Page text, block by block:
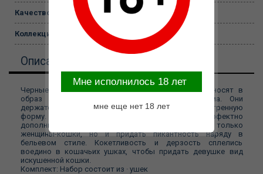
Качество: Прозрачный пакет ПВХ без вкладыш
Коллекция: Аксессуары
Описание
Черные кошачьи ушки с розовыми вставками вносят в
образ своей обладательницы нотки романтизма. Они
держатся на тонком черном обруче и имеют заостренную
форму. Бледно розовые бантики позволяют эффектно
дополнить головным убором облачение не только
женщины-кошки, но и придать пикантность наряду в
бельевом стиле. Кокетливость и дерзость сплелись
воедино в кошачьих ушках, чтобы придать девушке вид
искушенной кошки.
Комплект: Набор состоит из · ушек
Mне исполнилось 18 лет
мне еще нет 18 лет